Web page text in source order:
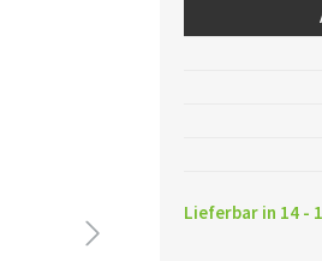
Lieferbar in 14 -